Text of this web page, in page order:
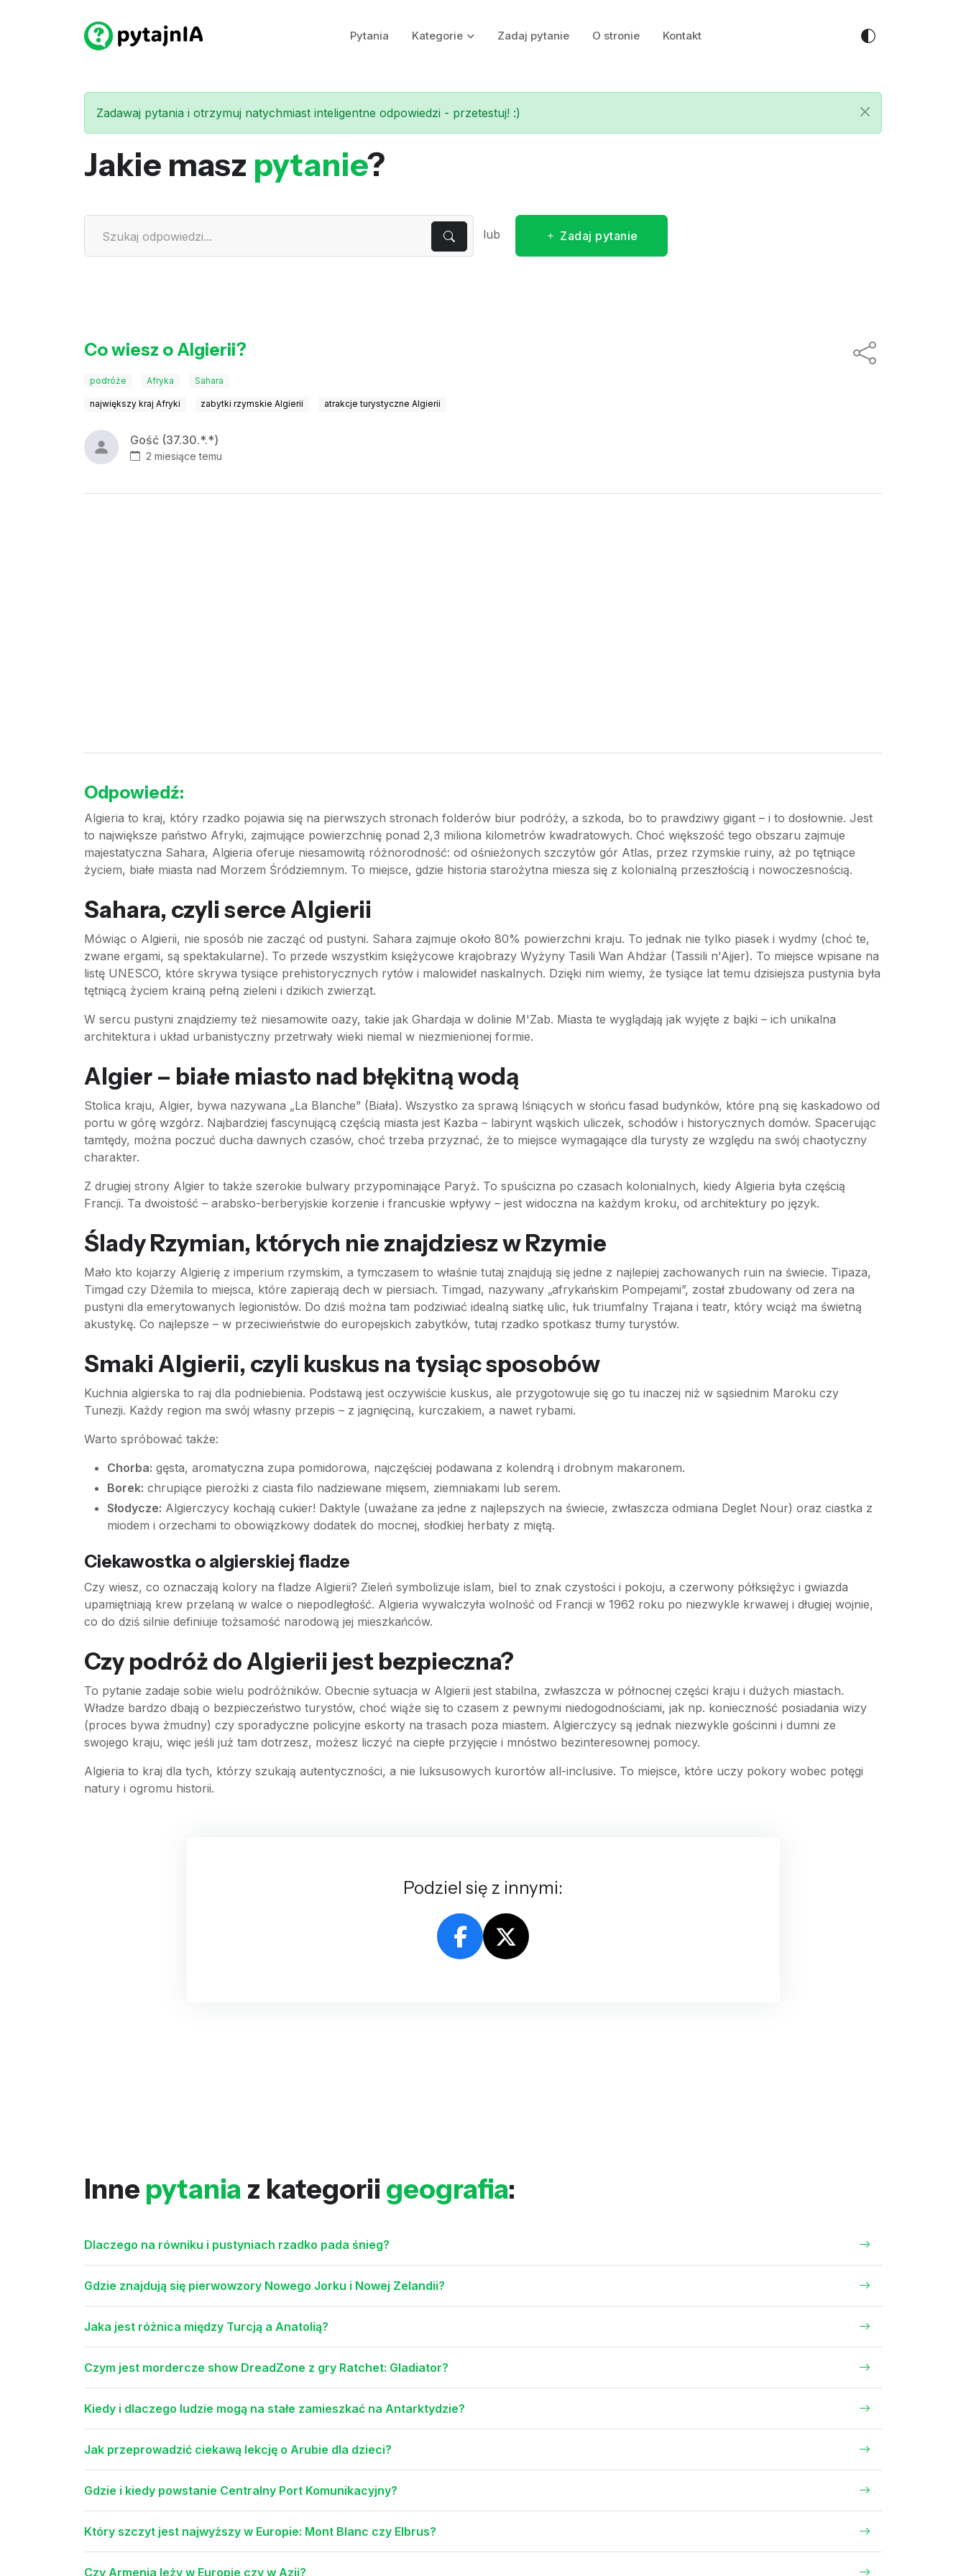
Pytania Kategorie Zadaj pytanie O stronie Kontakt
Zadawaj pytania i otrzymuj natychmiast inteligentne odpowiedzi - przetestuj! :)
Jakie masz pytanie?
lub Zadaj pytanie
Co wiesz o Algierii?
podróże Afryka Sahara
największy kraj Afryki zabytki rzymskie Algierii atrakcje turystyczne Algierii
Gość (37.30.*.*)
2 miesiące temu
Odpowiedź:
Algieria to kraj, który rzadko pojawia się na pierwszych stronach folderów biur podróży, a szkoda, bo to prawdziwy gigant – i to dosłownie. Jest
to największe państwo Afryki, zajmujące powierzchnię ponad 2,3 miliona kilometrów kwadratowych. Choć większość tego obszaru zajmuje
majestatyczna Sahara, Algieria oferuje niesamowitą różnorodność: od ośnieżonych szczytów gór Atlas, przez rzymskie ruiny, aż po tętniące
życiem, białe miasta nad Morzem Śródziemnym. To miejsce, gdzie historia starożytna miesza się z kolonialną przeszłością i nowoczesnością.
Sahara, czyli serce Algierii
Mówiąc o Algierii, nie sposób nie zacząć od pustyni. Sahara zajmuje około 80% powierzchni kraju. To jednak nie tylko piasek i wydmy (choć te,
zwane ergami, są spektakularne). To przede wszystkim księżycowe krajobrazy Wyżyny Tasili Wan Ahdżar (Tassili n'Ajjer). To miejsce wpisane na
listę UNESCO, które skrywa tysiące prehistorycznych rytów i malowideł naskalnych. Dzięki nim wiemy, że tysiące lat temu dzisiejsza pustynia była
tętniącą życiem krainą pełną zieleni i dzikich zwierząt.
W sercu pustyni znajdziemy też niesamowite oazy, takie jak Ghardaja w dolinie M'Zab. Miasta te wyglądają jak wyjęte z bajki – ich unikalna
architektura i układ urbanistyczny przetrwały wieki niemal w niezmienionej formie.
Algier – białe miasto nad błękitną wodą
Stolica kraju, Algier, bywa nazywana „La Blanche” (Biała). Wszystko za sprawą lśniących w słońcu fasad budynków, które pną się kaskadowo od
portu w górę wzgórz. Najbardziej fascynującą częścią miasta jest Kazba – labirynt wąskich uliczek, schodów i historycznych domów. Spacerując
tamtędy, można poczuć ducha dawnych czasów, choć trzeba przyznać, że to miejsce wymagające dla turysty ze względu na swój chaotyczny
charakter.
Z drugiej strony Algier to także szerokie bulwary przypominające Paryż. To spuścizna po czasach kolonialnych, kiedy Algieria była częścią
Francji. Ta dwoistość – arabsko-berberyjskie korzenie i francuskie wpływy – jest widoczna na każdym kroku, od architektury po język.
Ślady Rzymian, których nie znajdziesz w Rzymie
Mało kto kojarzy Algierię z imperium rzymskim, a tymczasem to właśnie tutaj znajdują się jedne z najlepiej zachowanych ruin na świecie. Tipaza,
Timgad czy Dżemila to miejsca, które zapierają dech w piersiach. Timgad, nazywany „afrykańskim Pompejami”, został zbudowany od zera na
pustyni dla emerytowanych legionistów. Do dziś można tam podziwiać idealną siatkę ulic, łuk triumfalny Trajana i teatr, który wciąż ma świetną
akustykę. Co najlepsze – w przeciwieństwie do europejskich zabytków, tutaj rzadko spotkasz tłumy turystów.
Smaki Algierii, czyli kuskus na tysiąc sposobów
Kuchnia algierska to raj dla podniebienia. Podstawą jest oczywiście kuskus, ale przygotowuje się go tu inaczej niż w sąsiednim Maroku czy
Tunezji. Każdy region ma swój własny przepis – z jagnięciną, kurczakiem, a nawet rybami.
Warto spróbować także:
Chorba: gęsta, aromatyczna zupa pomidorowa, najczęściej podawana z kolendrą i drobnym makaronem.
Borek: chrupiące pierożki z ciasta filo nadziewane mięsem, ziemniakami lub serem.
Słodycze: Algierczycy kochają cukier! Daktyle (uważane za jedne z najlepszych na świecie, zwłaszcza odmiana Deglet Nour) oraz ciastka z
miodem i orzechami to obowiązkowy dodatek do mocnej, słodkiej herbaty z miętą.
Ciekawostka o algierskiej fladze
Czy wiesz, co oznaczają kolory na fladze Algierii? Zieleń symbolizuje islam, biel to znak czystości i pokoju, a czerwony półksiężyc i gwiazda
upamiętniają krew przelaną w walce o niepodległość. Algieria wywalczyła wolność od Francji w 1962 roku po niezwykle krwawej i długiej wojnie,
co do dziś silnie definiuje tożsamość narodową jej mieszkańców.
Czy podróż do Algierii jest bezpieczna?
To pytanie zadaje sobie wielu podróżników. Obecnie sytuacja w Algierii jest stabilna, zwłaszcza w północnej części kraju i dużych miastach.
Władze bardzo dbają o bezpieczeństwo turystów, choć wiąże się to czasem z pewnymi niedogodnościami, jak np. konieczność posiadania wizy
(proces bywa żmudny) czy sporadyczne policyjne eskorty na trasach poza miastem. Algierczycy są jednak niezwykle gościnni i dumni ze
swojego kraju, więc jeśli już tam dotrzesz, możesz liczyć na ciepłe przyjęcie i mnóstwo bezinteresownej pomocy.
Algieria to kraj dla tych, którzy szukają autentyczności, a nie luksusowych kurortów all-inclusive. To miejsce, które uczy pokory wobec potęgi
natury i ogromu historii.
Podziel się z innymi:
Inne pytania z kategorii geografia:
Dlaczego na równiku i pustyniach rzadko pada śnieg?
Gdzie znajdują się pierwowzory Nowego Jorku i Nowej Zelandii?
Jaka jest różnica między Turcją a Anatolią?
Czym jest mordercze show DreadZone z gry Ratchet: Gladiator?
Kiedy i dlaczego ludzie mogą na stałe zamieszkać na Antarktydzie?
Jak przeprowadzić ciekawą lekcję o Arubie dla dzieci?
Gdzie i kiedy powstanie Centralny Port Komunikacyjny?
Który szczyt jest najwyższy w Europie: Mont Blanc czy Elbrus?
Czy Armenia leży w Europie czy w Azji?